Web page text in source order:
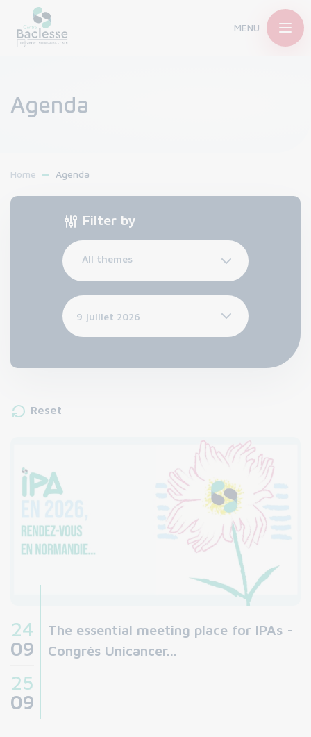
MENU
Agenda
Home Agenda
Filter by
All themes
Reset
24
09
25
09
The essential meeting place for IPAs -
Congrès Unicancer...